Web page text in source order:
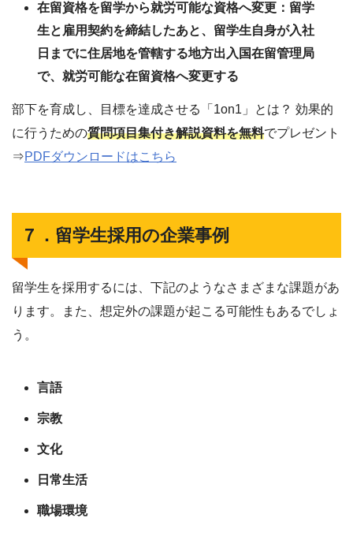
在留資格を留学から就労可能な資格へ変更：留学
生と雇用契約を締結したあと、留学生自身が入社
日までに住居地を管轄する地方出入国在留管理局
で、就労可能な在留資格へ変更する
部下を育成し、目標を達成させる「1on1」とは？ 効果的
に行うための質問項目集付き解説資料を無料でプレゼント
⇒PDFダウンロードはこちら
７．留学生採用の企業事例
留学生を採用するには、下記のようなさまざまな課題があ
ります。また、想定外の課題が起こる可能性もあるでしょ
う。
言語
宗教
文化
日常生活
職場環境